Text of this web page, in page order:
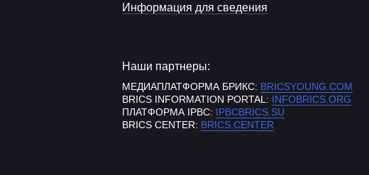
Информация для сведения
Наши партнеры:
МЕДИАПЛАТФОРМА БРИКС: BRICSYOUNG.COM
BRICS INFORMATION PORTAL: INFOBRICS.ORG
ПЛАТФОРМА IPBC: IPBCBRICS.SU
BRICS CENTER: BRICS.CENTER